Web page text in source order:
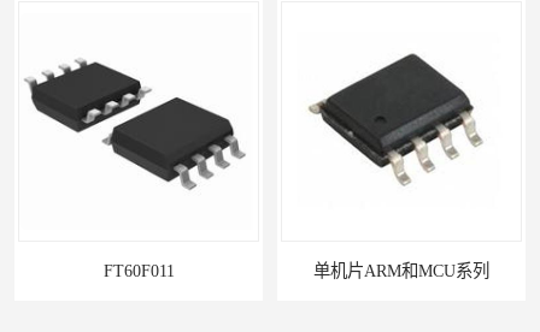
FT60F011 单机片ARM和MCU系列